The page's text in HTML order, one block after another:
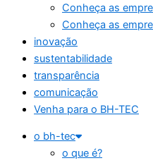
Conheça as
Conheça as
inovação
sustentabilidade
transparência
comunicação
Venha para o BH-TEC
o bh-tec
o que é?